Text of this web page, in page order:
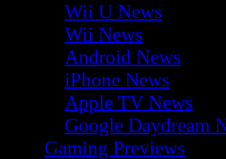
Wii U News
Wii News
Android News
iPhone News
Apple TV News
Google Daydream
Gaming Previews